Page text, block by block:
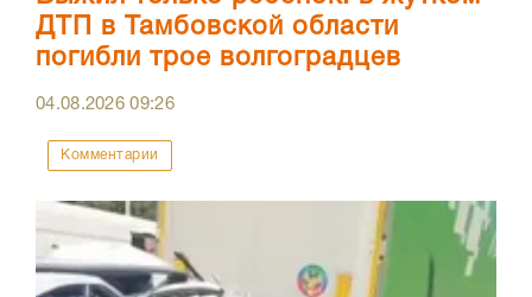
ДТП в Тамбовской области
погибли трое волгоградцев
04.08.202609:26
Комментарии